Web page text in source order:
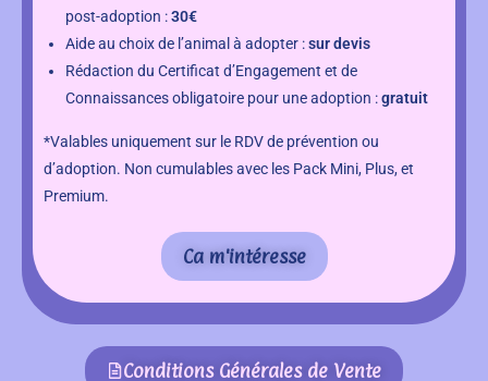
post-adoption :30€
Aide au choix de l’animal à adopter :sur devis
Rédaction du Certificat d’Engagement et de
Connaissances obligatoire pour une adoption :gratuit
*Valables uniquement sur le RDV de prévention ou
d’adoption. Non cumulables avec les Pack Mini, Plus, et
Premium.
Ca m'intéresse
Conditions Générales de Vente